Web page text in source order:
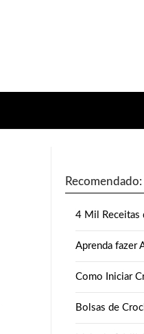
Recomendado:
4 Mil Receitas
Aprenda fazer
Como Iniciar
Bolsas de